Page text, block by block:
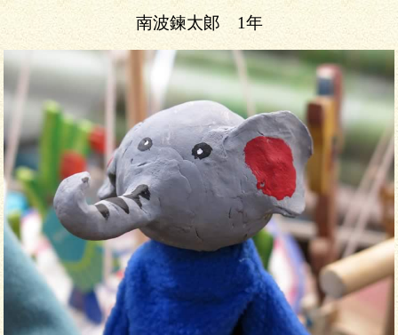
南波鍊太郞 1年